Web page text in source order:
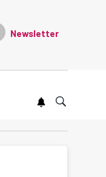
Newsletter